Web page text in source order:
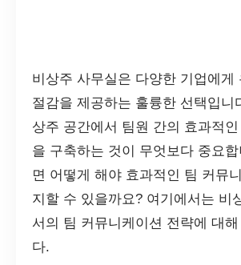
비상주 사무실은 다양한 기업에게
절감을 제공하는 훌륭한 선택입니
상주 공간에서 팀원 간의 효과적
을 구축하는 것이 무엇보다 중요
면 어떻게 해야 효과적인 팀 커뮤
지할 수 있을까요? 여기에서는 비
서의 팀 커뮤니케이션 전략에 대
다.